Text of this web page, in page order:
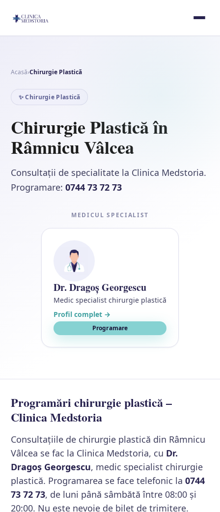
Acasă›Chirurgie Plastică
✨ Chirurgie Plastică
Chirurgie Plastică în
Râmnicu Vâlcea
Consultații de specialitate la Clinica Medstoria.
Programare:0744 73 72 73
MEDICUL SPECIALIST
Dr. Dragoș Georgescu
Medic specialist chirurgie plastică
Profil complet →
Programare
Programări chirurgie plastică –
Clinica Medstoria
Consultațiile de chirurgie plastică din Râmnicu
Vâlcea se fac la Clinica Medstoria, cu Dr.
Dragoș Georgescu, medic specialist chirurgie
plastică. Programarea se face telefonic la0744
73 72 73, de luni până sâmbătă între 08:00 și
20:00. Nu este nevoie de bilet de trimitere.